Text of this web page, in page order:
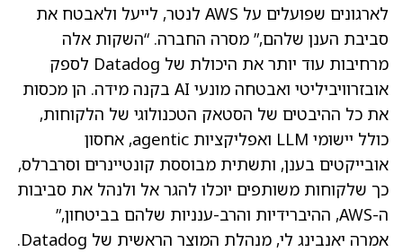
לארגונים שפועלים על AWS לנטר, לייעל ולאבטח את
סביבת הענן שלהם,” מסרה החברה. “השקות אלה
מרחיבות עוד יותר את היכולת של Datadog לספק
אובזרוויביליטי ואבטחה מונעי AI בקנה מידה. הן מכסות
את כל ההיבטים של הסטאק הטכנולוגי של הלקוחות,
כולל יישומי LLM ואפליקציות agentic, אחסון
אובייקטים בענן, ותשתית מבוססת קונטיינרים וסרברלס,
כך שלקוחות משותפים יוכלו להגר אל ולנהל את סביבות
ה-AWS, ההיברידיות והרב-ענניות שלהם בביטחון,”
אמרה יאנבינג לי, מנהלת המוצר הראשית של Datadog.